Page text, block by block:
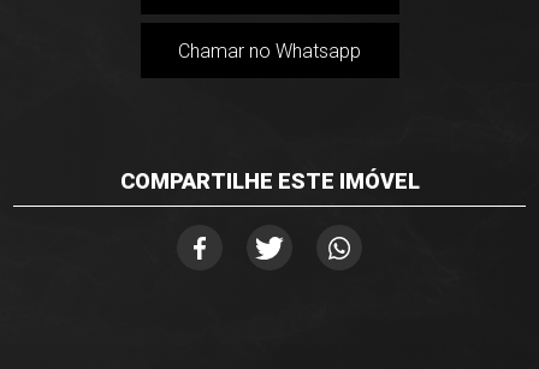
Chamar no Whatsapp
COMPARTILHE ESTE IMÓVEL